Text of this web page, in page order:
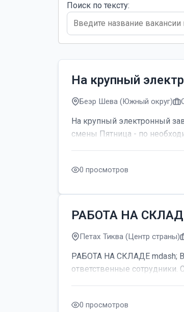
Поиск по тексту:
На крупный
Беэр Шева (Южный округ)
На крупный электронный
смены Пятница - по
0 просмотров
РАБОТА НА
Петах Тиква (Центр страны)
РАБОТА НА СКЛАДЕ mdash;
ответственные
0 просмотров